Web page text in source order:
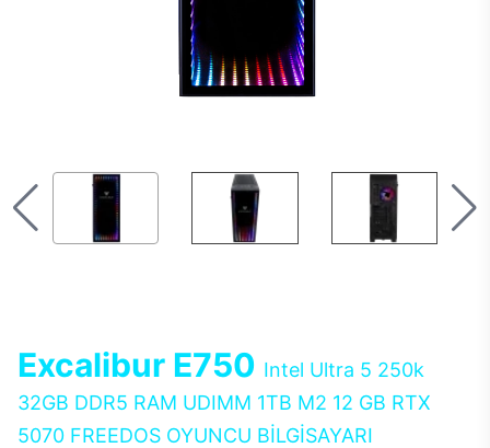
Excalibur E750 Intel Ultra 5 250k
32GB DDR5 RAM UDIMM 1TB M2 12 GB RTX
5070 FREEDOS OYUNCU BİLGİSAYARI